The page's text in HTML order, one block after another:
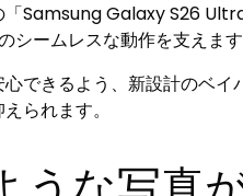
Samsung Galaxy S26
シームレスな動作を支えま
できるよう、新設計のベ
られます。